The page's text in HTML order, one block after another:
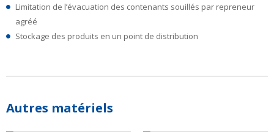
Limitation de l’évacuation des contenants souillés par repreneur
agréé
Stockage des produits en un point de distribution
Autres matériels